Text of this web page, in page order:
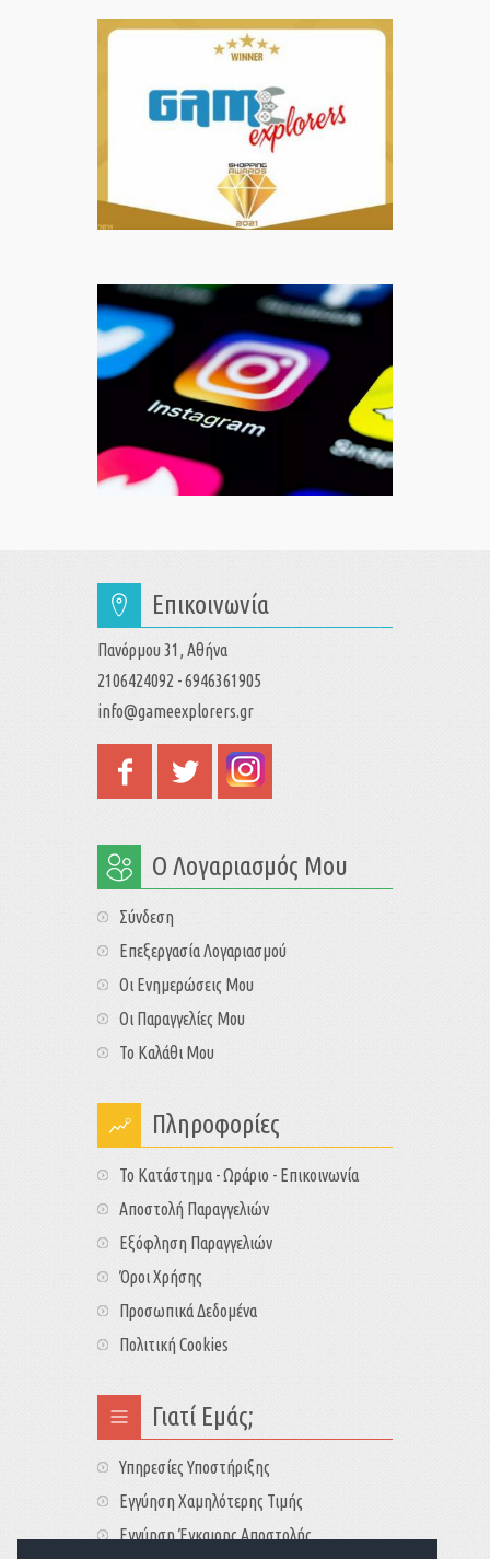
Επικοινωνία
Πανόρμου 31, Αθήνα
2106424092 - 6946361905
info@gameexplorers.gr
Ο Λογαριασμός Μου
Σύνδεση
Επεξεργασία Λογαριασμού
Οι Ενημερώσεις Μου
Οι Παραγγελίες Μου
Το Καλάθι Μου
Πληροφορίες
Το Κατάστημα - Ωράριο - Επικοινωνία
Αποστολή Παραγγελιών
Εξόφληση Παραγγελιών
Όροι Χρήσης
Προσωπικά Δεδομένα
Πολιτική Cookies
Γιατί Εμάς;
Υπηρεσίες Υποστήριξης
Εγγύηση Χαμηλότερης Τιμής
Εγγύηση Έγκαιρης Αποστολής